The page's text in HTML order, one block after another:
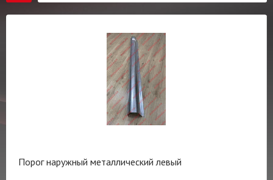
Порог наружный металлический левый